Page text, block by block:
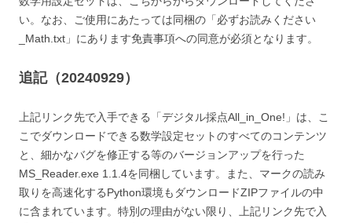
い。なお、ご使用にあたっては同梱の「必ずお読みください
_Math.txt」にあります免責事項への同意が必須となります。
追記（20240929）
上記リンク先で入手できる「デジタル採点All_in_One!」は、こ
こでダウンロードできる数学設定セットのすべてのコンテンツ
と、細かなバグを修正する等のバージョンアップを行った
MS_Reader.exe 1.1.4を同梱しています。また、マークの読み
取りを高速化するPython環境もダウンロードZIPファイルの中
に含まれています。特別の理由がない限り、上記リンク先で入